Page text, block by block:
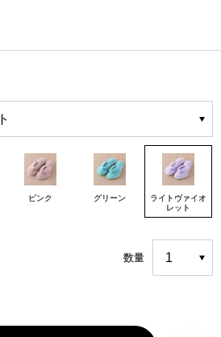
ピンク グリーン
ライトヴァイオ
レット
数量